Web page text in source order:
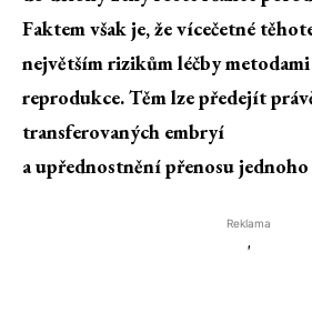
Faktem však je, že vícečetné
největším rizikům léčby
reprodukce. Těm lze předejít
transferovaných embryí
a upřednostnění přenosu jednoho
Reklama
'